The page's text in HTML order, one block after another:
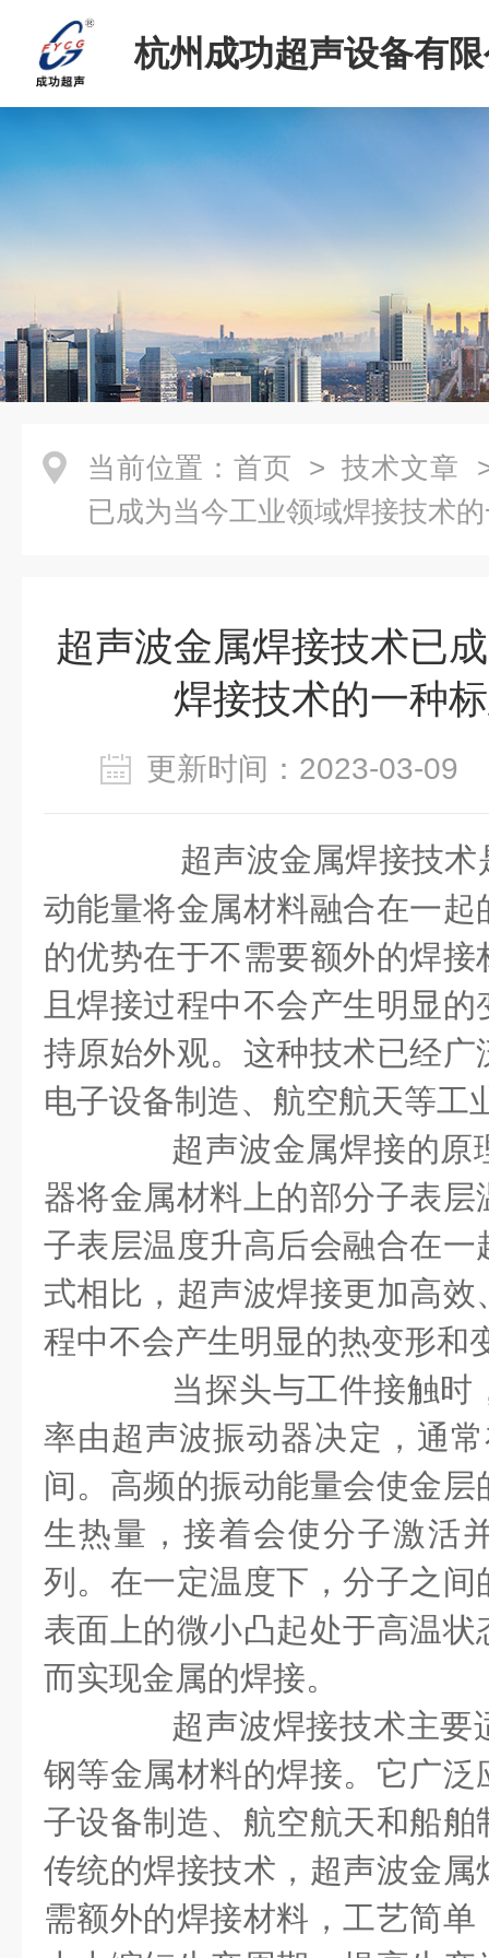
杭州成功超声设备有
当前位置： 首页 > 技术文章
已成为当今工业领域焊接技术
超声波金属焊接技术已
焊接技术的一种
更新时间：2023-03-
超声波金属焊接技术
动能量将金属材料融合在一
的优势在于不需要额外的焊
且焊接过程中不会产生明显
持原始外观。这种技术已经
电子设备制造、航空航天等工
超声波金属焊接的原
器将金属材料上的部分子表
子表层温度升高后会融合在
式相比，超声波焊接更加高
程中不会产生明显的热变形和
当探头与工件接触时
率由超声波振动器决定，通
间。高频的振动能量会使金
生热量，接着会使分子激活
列。在一定温度下，分子之
表面上的微小凸起处于高温
而实现金属的焊接。
超声波焊接技术主要
钢等金属材料的焊接。它广
子设备制造、航空航天和船
传统的焊接技术，超声波金
需额外的焊接材料，工艺简